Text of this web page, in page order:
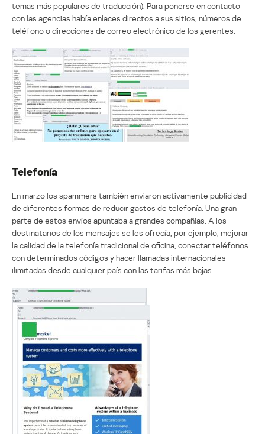
temas más populares de traducción). Para ponerse en contacto
con las agencias había enlaces directos a sus sitios, números de
teléfono o direcciones de correo electrónico de los gerentes.
Telefonía
En marzo los spammers también enviaron activamente publicidad
de diferentes formas de reducir gastos de telefonía. Una gran
parte de estos envíos apuntaba a grandes compañías. A los
destinatarios de los mensajes se les ofrecía, por ejemplo, mejorar
la calidad de la telefonía tradicional de oficina, conectar teléfonos
con determinados códigos y hacer llamadas internacionales
ilimitadas desde cualquier país con las tarifas más bajas.